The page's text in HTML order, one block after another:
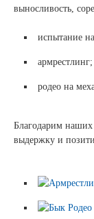
выносливость,
испытание
армрестлинг;
родео на
Благодарим наших
выдержку и